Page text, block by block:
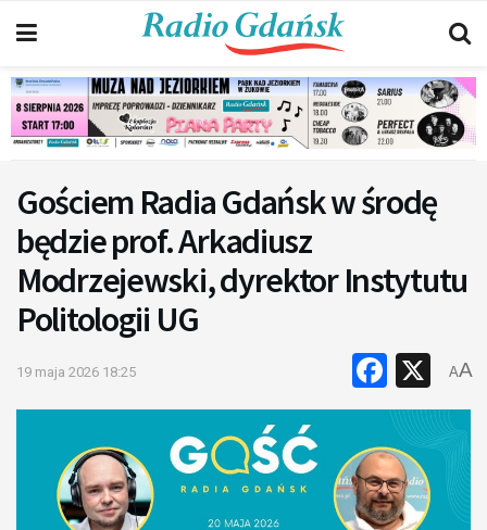
Gościem Radia Gdańsk w środę
będzie prof. Arkadiusz
Modrzejewski, dyrektor Instytutu
Politologii UG
19 maja 2026 18:25 X
AA